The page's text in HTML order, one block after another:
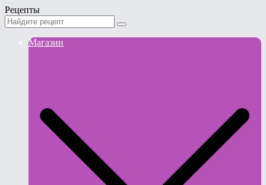
Рецепты
Магазин